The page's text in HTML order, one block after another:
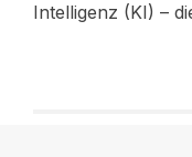
Intelligenz (KI) –